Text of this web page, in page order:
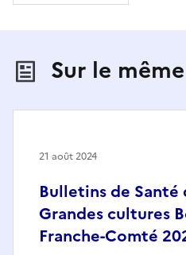
Sur le
Bulletins de Santé
Grandes cultures
Franche-Comté
21 août 2024